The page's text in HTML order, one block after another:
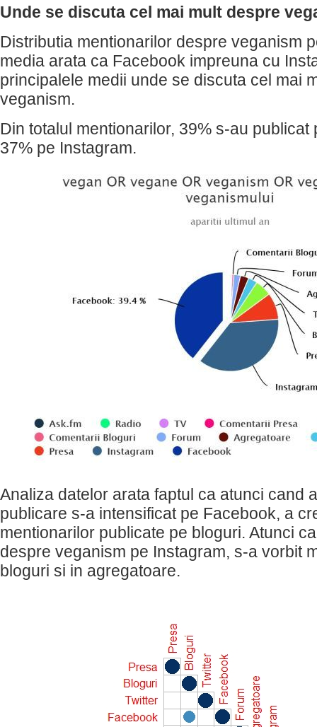
Unde se discuta cel mai mult despre
Distributia mentionarilor despre veganism
media arata ca Facebook impreuna cu
principalele medii unde se discuta cel mai
veganism.
Din totalul mentionarilor, 39% s-au publicat
37% pe Instagram.
Analiza datelor arata faptul ca atunci cand
publicare s-a intensificat pe Facebook, a
mentionarilor publicate pe bloguri. Atunci
despre veganism pe Instagram, s-a vorbit
bloguri si in agregatoare.